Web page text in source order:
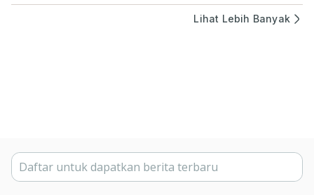
Lihat Lebih Banyak